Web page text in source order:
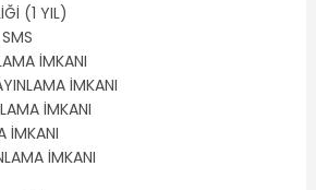
(1 YIL)
İMKANI
İMKANI
İMKANI
İMKANI
İMKANI